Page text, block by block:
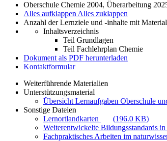
Oberschule Chemie 2004, Überarbeitung
Alles aufklappen Alles zuklappen
Anzahl der Lernziele und -inhalte mit
Inhaltsverzeichnis
Teil Grundlagen
Teil Fachlehrplan Chemie
Dokument als PDF herunterladen
Kontaktformular
Weiterführende Materialien
Unterstützungsmaterial
Übersicht Lernaufgaben Oberschule
Sonstige Dateien
Lernortlandkarten
(196.0 KB)
Weiterentwickelte Bildungsstandards
Fachpraktisches Arbeiten im